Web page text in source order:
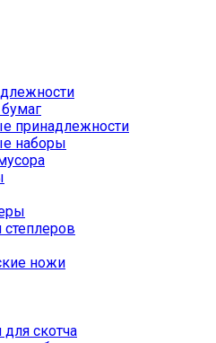
принадлежности
наборы
ножи
для скотча